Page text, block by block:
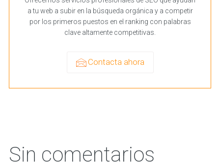
a tu web a subir en la búsqueda orgánica y a competir
por los primeros puestos en el ranking con palabras
clave altamente competitivas.
Contacta ahora
Sin comentarios